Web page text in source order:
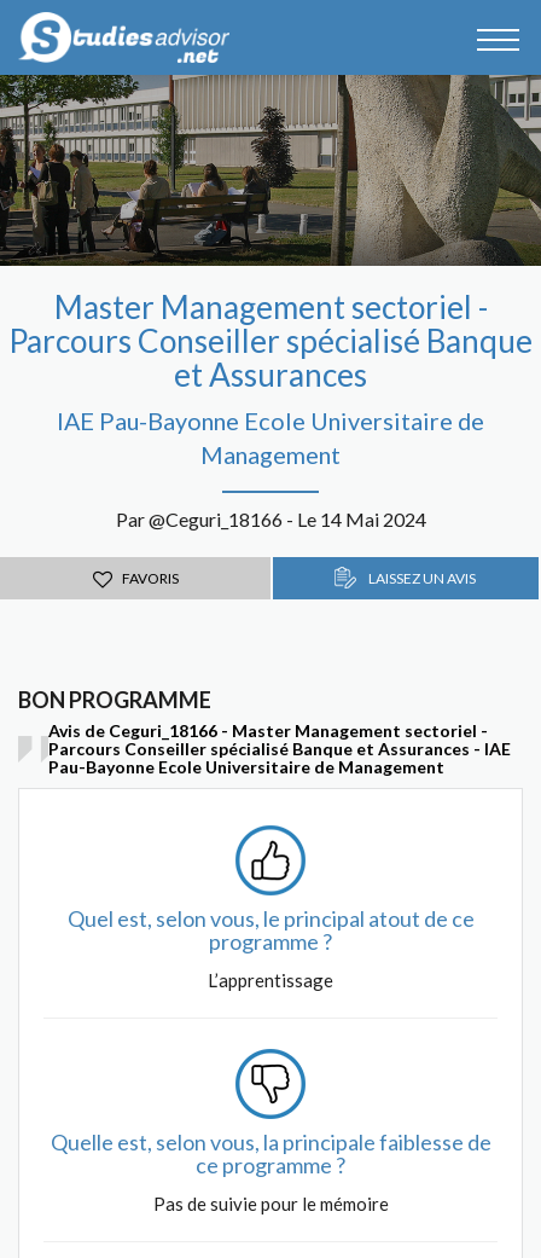
Master Management sectoriel -
Parcours Conseiller spécialisé Banque
et Assurances
IAE Pau-Bayonne Ecole Universitaire de
Management
Par @Ceguri_18166 - Le 14 Mai 2024
FAVORIS LAISSEZ UN AVIS
BON PROGRAMME
Avis de Ceguri_18166 - Master Management sectoriel -
Parcours Conseiller spécialisé Banque et Assurances - IAE
Pau-Bayonne Ecole Universitaire de Management
Quel est, selon vous, le principal atout de ce
programme ?
L’apprentissage
Quelle est, selon vous, la principale faiblesse de
ce programme ?
Pas de suivie pour le mémoire